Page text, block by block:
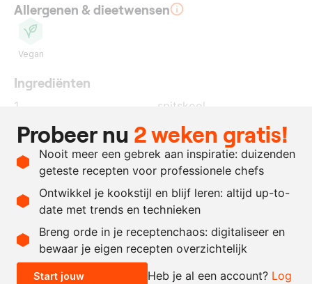
Allergenen & dieetwensen
Vegan
Ingrediënten
1
spitskool
naar
behoefte
extra vierge olijfolie
naar
zout en peper
Recept omrekenen
- +
Probeer nu 2 weken gratis!
Nooit meer een gebrek aan inspiratie: duizenden
geteste recepten voor professionele chefs
Ontwikkel je kookstijl en blijf leren: altijd up-to-
date met trends en technieken
Breng orde in je receptenchaos: digitaliseer en
bewaar je eigen recepten overzichtelijk
Start jouw
Heb je al een account? Log